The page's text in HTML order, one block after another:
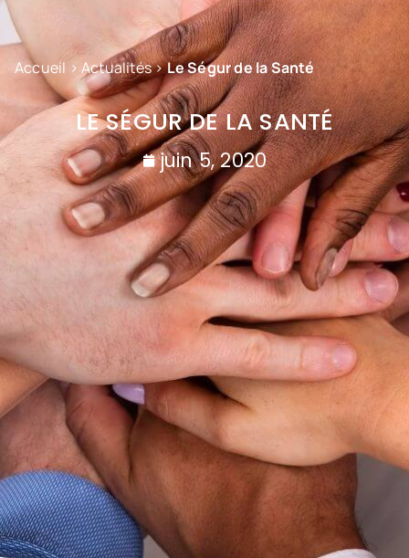
Accueil >Actualités>Le Ségur de la Santé
LE SÉGUR DE LA SANTÉ
juin 5, 2020